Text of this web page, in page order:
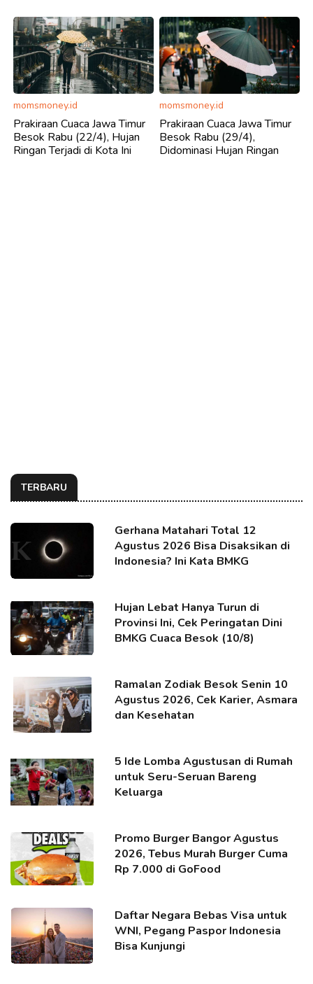
momsmoney.id
Prakiraan Cuaca Jawa Timur
Besok Rabu (22/4), Hujan
Ringan Terjadi di Kota Ini
momsmoney.id
Prakiraan Cuaca Jawa Timur
Besok Rabu (29/4),
Didominasi Hujan Ringan
TERBARU
Gerhana Matahari Total 12
Agustus 2026 Bisa Disaksikan di
Indonesia? Ini Kata BMKG
Hujan Lebat Hanya Turun di
Provinsi Ini, Cek Peringatan Dini
BMKG Cuaca Besok (10/8)
Ramalan Zodiak Besok Senin 10
Agustus 2026, Cek Karier, Asmara
dan Kesehatan
5 Ide Lomba Agustusan di Rumah
untuk Seru-Seruan Bareng
Keluarga
Promo Burger Bangor Agustus
2026, Tebus Murah Burger Cuma
Rp 7.000 di GoFood
Daftar Negara Bebas Visa untuk
WNI, Pegang Paspor Indonesia
Bisa Kunjungi